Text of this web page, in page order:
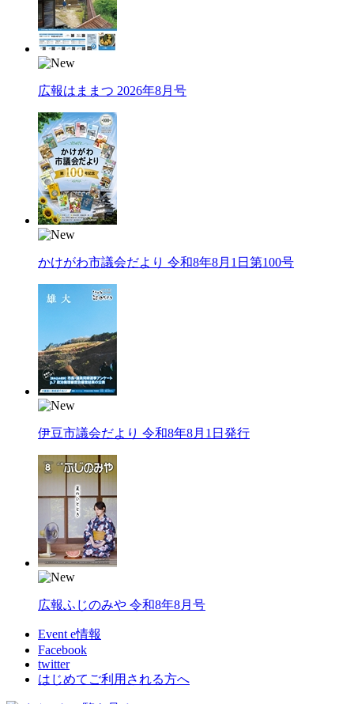
広報はままつ 2026年8月号
かけがわ市議会だより 令和8年8月1日第100号
伊豆市議会だより 令和8年8月1日発行
広報ふじのみや 令和8年8月号
Event e情報
Facebook
twitter
はじめてご利用される方へ